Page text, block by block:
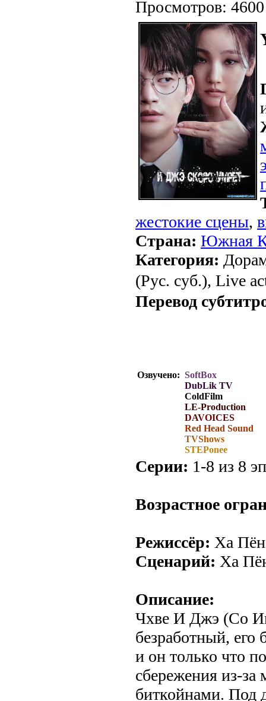
Просмотров: 4600
жестокие сцены,
Страна: Южная
Категория:
(Рус. суб.), Live
Перевод
Озвучено: SoftBox
DubLik TV
ColdFilm
LE-Production
DAVOICES
Red Head Sound
TVShows
STEPonee
Серии: 1-8 из 8
Возрастное
Режиссёр: Ха
Сценарий: Ха
Описание:
Чхве И Джэ (Со
безработный, его
и он только что
сбережения из-за
биткойнами. Под